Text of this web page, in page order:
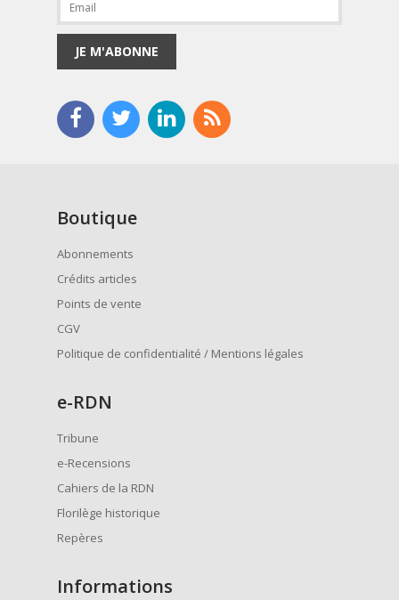
JE M'ABONNE
Boutique
Abonnements
Crédits articles
Points de vente
CGV
Politique de confidentialité / Mentions légales
e-RDN
Tribune
e-Recensions
Cahiers de la RDN
Florilège historique
Repères
Informations